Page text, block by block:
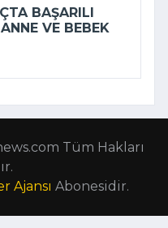
BAŞARILI
VE BEBEK
Tüm Hakları
Ajansı Abonesidir.